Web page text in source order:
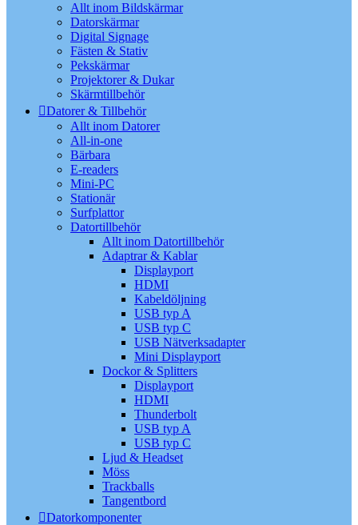
Allt inom Bildskärmar
Datorskärmar
Digital Signage
Fästen & Stativ
Pekskärmar
Projektorer & Dukar
Skärmtillbehör
Datorer & Tillbehör
Allt inom Datorer
All-in-one
Bärbara
E-readers
Mini-PC
Stationär
Surfplattor
Datortillbehör
Allt inom Datortillbehör
Adaptrar & Kablar
Displayport
HDMI
Kabeldöljning
USB typ A
USB typ C
USB Nätverksadapter
Mini Displayport
Dockor & Splitters
Displayport
HDMI
Thunderbolt
USB typ A
USB typ C
Ljud & Headset
Möss
Trackballs
Tangentbord
Datorkomponenter